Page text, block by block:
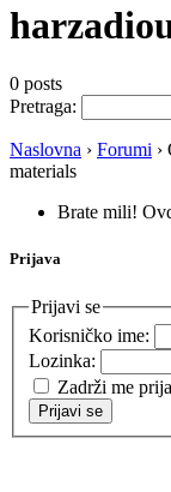
0 posts
Pretraga:
Naslovna › Forumi ›
materials
Brate mili!
Prijava
Prijavi se
Korisničko ime:
Lozinka:
Zadrži me
Prijavi se